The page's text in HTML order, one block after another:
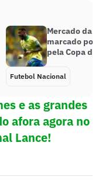
Mercado da
marcado por
pela Copa do
Futebol Nacional
e as grandes
afora agora no
Lance!